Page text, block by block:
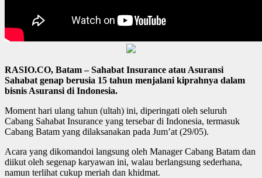
RASIO.CO, Batam – Sahabat Insurance atau Asuransi
Sahabat genap berusia 15 tahun menjalani kiprahnya dalam
bisnis Asuransi di Indonesia.
Moment hari ulang tahun (ultah) ini, diperingati oleh seluruh
Cabang Sahabat Insurance yang tersebar di Indonesia, termasuk
Cabang Batam yang dilaksanakan pada Jum’at (29/05).
Acara yang dikomandoi langsung oleh Manager Cabang Batam dan
diikut oleh segenap karyawan ini, walau berlangsung sederhana,
namun terlihat cukup meriah dan khidmat.